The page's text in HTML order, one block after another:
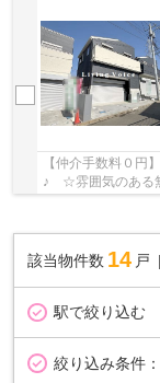
【仲介手数料０
♪ ☆雰囲気のある
該当物件数 14 戸
駅で絞り込む
絞り込み条件：